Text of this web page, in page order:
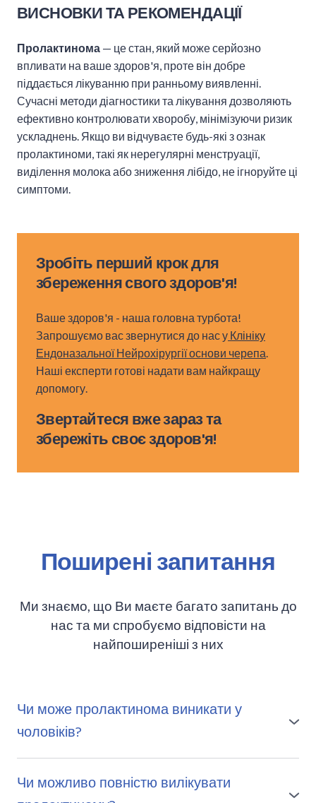
ВИСНОВКИ ТА РЕКОМЕНДАЦІЇ
Пролактинома — це стан, який може серйозно
впливати на ваше здоров'я, проте він добре
піддається лікуванню при ранньому виявленні.
Сучасні методи діагностики та лікування дозволяють
ефективно контролювати хворобу, мінімізуючи ризик
ускладнень. Якщо ви відчуваєте будь-які з ознак
пролактиноми, такі як нерегулярні менструації,
виділення молока або зниження лібідо, не ігноруйте ці
симптоми.
Зробіть перший крок для
збереження свого здоров'я!
Ваше здоров'я - наша головна турбота!
Запрошуємо вас звернутися до нас у Клініку
Ендоназальної Нейрохірургії основи черепа
Наші експерти готові надати вам найкращу
допомогу.
Звертайтеся вже зараз та
збережіть своє здоров'я!
Поширені запитання
Ми знаємо, що Ви маєте багато запитань до
нас та ми спробуємо відповісти на
найпоширеніші з них
Чи може пролактинома виникати у
чоловіків?
призводячи до симптомів, таких як знижене лібідо,
Чи можливо повністю вилікувати